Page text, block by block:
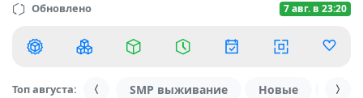
Обновлено 7 авг. в 23:20
Топ августа: SMP выживание Новые С